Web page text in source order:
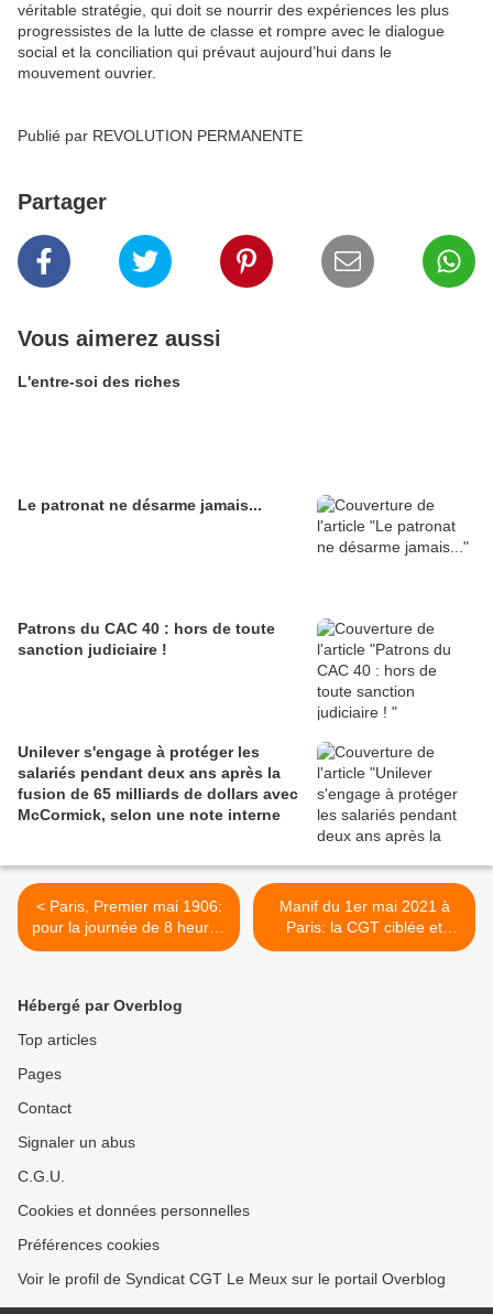
véritable stratégie, qui doit se nourrir des expériences les plus
progressistes de la lutte de classe et rompre avec le dialogue
social et la conciliation qui prévaut aujourd’hui dans le
mouvement ouvrier.
Publié par REVOLUTION PERMANENTE
Partager
Vous aimerez aussi
L'entre-soi des riches
Le patronat ne désarme jamais...
Patrons du CAC 40 : hors de toute
sanction judiciaire !
Unilever s'engage à protéger les
salariés pendant deux ans après la
fusion de 65 milliards de dollars avec
McCormick, selon une note interne
< Paris, Premier mai 1906:
pour la journée de 8 heures
de travail
Manif du 1er mai 2021 à
Paris: la CGT ciblée et
attaquée par des casseurs
Hébergé par Overblog
Top articles
Pages
Contact
Signaler un abus
C.G.U.
Cookies et données personnelles
Préférences cookies
Voir le profil de Syndicat CGT Le Meux sur le portail Overblog